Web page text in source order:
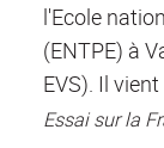
l'Ecole
(ENTPE) à
EVS). Il
Essai sur la